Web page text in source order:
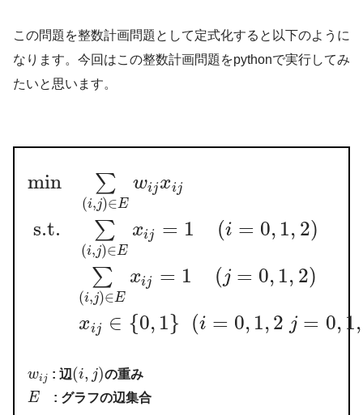
この問題を整数計画問題として定式化すると以下のように
なります。今回はこの整数計画問題をpythonで実行してみ
たいと思います。
min ∑
(i,j)∈E
wijxij
s.t. ∑
(i,j)∈E
xij = 1 (i = 0, 1, 2)
∑
(i,j)∈E
xij = 1 (j = 0, 1, 2)
xij ∈ {0, 1} (i = 0, 1, 2 j = 0, 1,
wij : 辺(i, j)の重み
E : グラフの辺集合